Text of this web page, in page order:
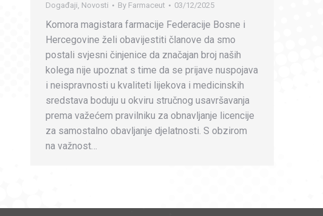
Događaji, Novosti By Farmaceut 03/12/2025
Komora magistara farmacije Federacije Bosne i
Hercegovine želi obavijestiti članove da smo
postali svjesni činjenice da značajan broj naših
kolega nije upoznat s time da se prijave nuspojava
i neispravnosti u kvaliteti lijekova i medicinskih
sredstava boduju u okviru stručnog usavršavanja
prema važećem pravilniku za obnavljanje licencije
za samostalno obavljanje djelatnosti. S obzirom
na važnost…